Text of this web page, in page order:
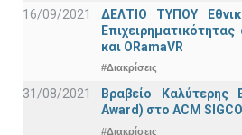
16/09/2021
ΔΕΛΤΙΟ ΤΥΠΟΥ
και ORamaVR
#Διακρίσεις
31/08/2021
Βραβείο Καλύτερης
Award) στο ACM
#Διακρίσεις